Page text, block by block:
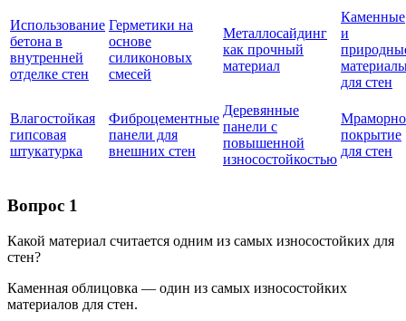
Использование
бетона в
внутренней
отделке стен
Герметики на
основе
силиконовых
смесей
Металлосайдинг
как прочный
материал
Каменные
и
для стен
Влагостойкая
гипсовая
штукатурка
Фиброцементные
панели для
внешних стен
Деревянные
панели с
повышенной
износостойкостью
покрытие
для стен
Вопрос 1
Какой материал считается одним из самых износостойких для
стен?
Каменная облицовка — один из самых износостойких
материалов для стен.